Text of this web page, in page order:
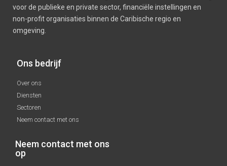
voor de publieke en private sector, financiële instellingen en
non-profit organisaties binnen de Caribische regio en
omgeving.
Ons bedrijf
Over ons
Diensten
Sectoren
Neem contact met ons
Neem contact met ons
op